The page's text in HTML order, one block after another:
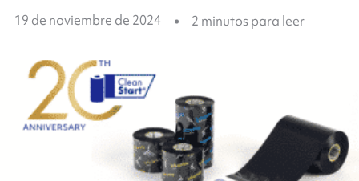
19 de noviembre de 2024 2 minutos para leer